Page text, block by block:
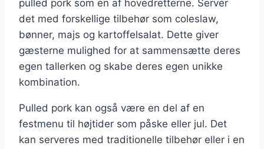
pulled pork som en af hovedretterne. Server
det med forskellige tilbehør som coleslaw,
bønner, majs og kartoffelsalat. Dette giver
gæsterne mulighed for at sammensætte deres
egen tallerken og skabe deres egen unikke
kombination.
Pulled pork kan også være en del af en
festmenu til højtider som påske eller jul. Det
kan serveres med traditionelle tilbehør eller i en